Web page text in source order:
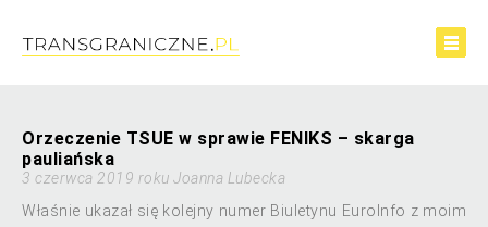
Orzeczenie TSUE w sprawie FENIKS – skarga
pauliańska
3 czerwca 2019 roku Joanna Lubecka
Właśnie ukazał się kolejny numer Biuletynu EuroInfo z moim